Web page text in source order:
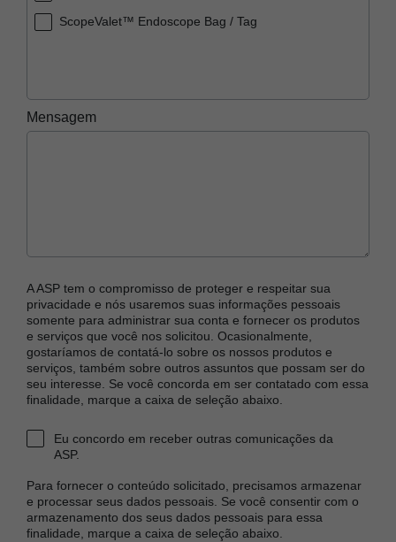
ScopeValet™ Endoscope Bag / Tag
Mensagem
A ASP tem o compromisso de proteger e respeitar sua
privacidade e nós usaremos suas informações pessoais
somente para administrar sua conta e fornecer os produtos
e serviços que você nos solicitou. Ocasionalmente,
gostaríamos de contatá-lo sobre os nossos produtos e
serviços, também sobre outros assuntos que possam ser do
seu interesse. Se você concorda em ser contatado com essa
finalidade, marque a caixa de seleção abaixo.
Eu concordo em receber outras comunicações da
ASP.
Para fornecer o conteúdo solicitado, precisamos armazenar
e processar seus dados pessoais. Se você consentir com o
armazenamento dos seus dados pessoais para essa
finalidade, marque a caixa de seleção abaixo.